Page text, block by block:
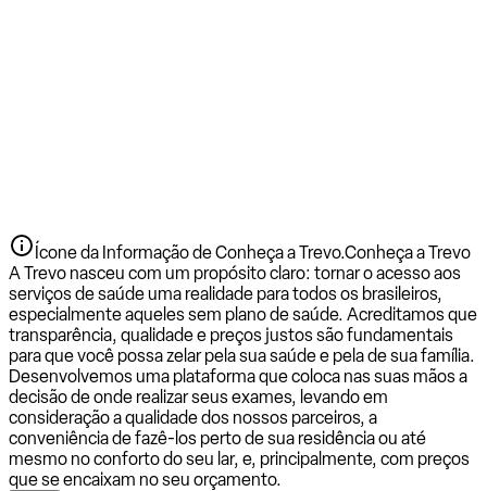
Ícone da Informação de Conheça a Trevo.Conheça a Trevo
A Trevo nasceu com um propósito claro: tornar o acesso aos
serviços de saúde uma realidade para todos os brasileiros,
especialmente aqueles sem plano de saúde. Acreditamos que
transparência, qualidade e preços justos são fundamentais
para que você possa zelar pela sua saúde e pela de sua família.
Desenvolvemos uma plataforma que coloca nas suas mãos a
decisão de onde realizar seus exames, levando em
consideração a qualidade dos nossos parceiros, a
conveniência de fazê-los perto de sua residência ou até
mesmo no conforto do seu lar, e, principalmente, com preços
que se encaixam no seu orçamento.